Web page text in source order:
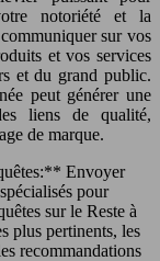
notoriété et la
sur vos
et vos services
et du grand public.
peut générer une
liens de qualité,
de marque.
Envoyer
pour
sur le Reste à
plus pertinents, les
recommandations